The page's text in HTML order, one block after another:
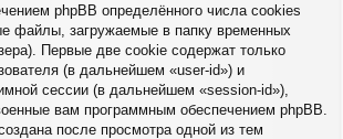
phpBB определённого числа cookies
файлы, загружаемые в папку временных
Первые две cookie содержат только
(в дальнейшем «user-id») и
сессии (в дальнейшем «session-id»),
вам программным обеспечением phpBB.
после просмотра одной из тем